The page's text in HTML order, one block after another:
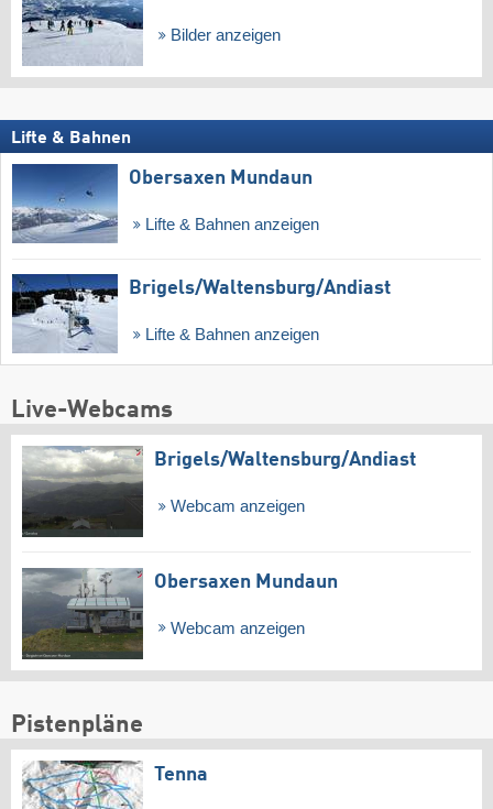
Bilder anzeigen
Lifte & Bahnen
Obersaxen Mundaun
Lifte & Bahnen anzeigen
Brigels/​Waltensburg/​Andiast
Lifte & Bahnen anzeigen
Live-Webcams
Brigels/​Waltensburg/​Andiast
Webcam anzeigen
Obersaxen Mundaun
Webcam anzeigen
Pistenpläne
Tenna